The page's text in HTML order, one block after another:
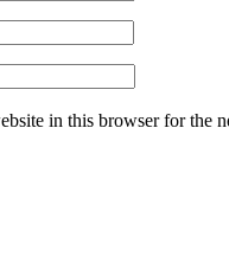
in this browser for the